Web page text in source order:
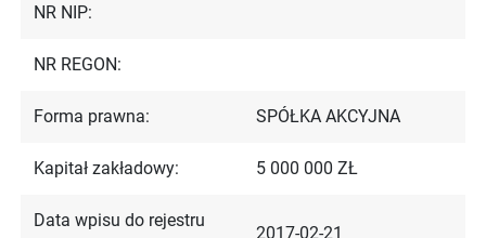
NR NIP:
NR REGON:
Forma prawna: SPÓŁKA AKCYJNA
Kapitał zakładowy: 5 000 000 ZŁ
Data wpisu do rejestru
2017-02-21